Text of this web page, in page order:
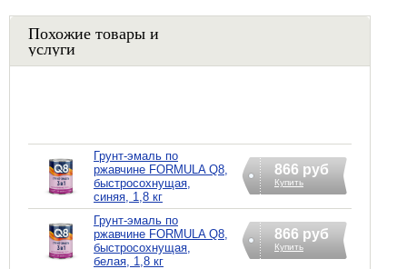
Похожие товары и
услуги
Грунт-эмаль по
ржавчине FORMULA Q8,
быстросохнущая,
синяя, 1,8 кг
866 руб
Купить
Грунт-эмаль по
ржавчине FORMULA Q8,
быстросохнущая,
белая, 1,8 кг
866 руб
Купить